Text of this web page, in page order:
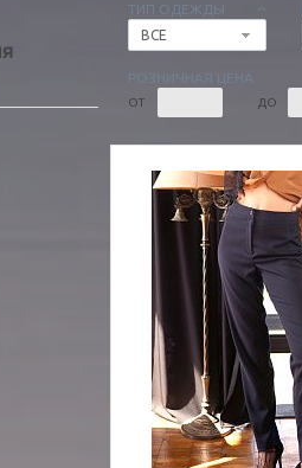
ТИП ОДЕЖДЫ
ВСЕ
РОЗНИЧНАЯ ЦЕНА
ОТ ДО